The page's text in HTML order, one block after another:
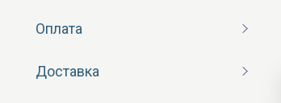
Оплата
Доставка